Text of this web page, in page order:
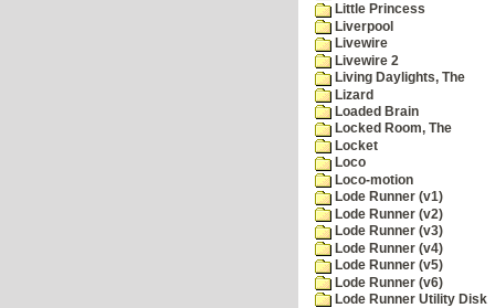
Little Princess
Liverpool
Livewire
Livewire 2
Living Daylights, The
Lizard
Loaded Brain
Locked Room, The
Locket
Loco
Loco-motion
Lode Runner (v1)
Lode Runner (v2)
Lode Runner (v3)
Lode Runner (v4)
Lode Runner (v5)
Lode Runner (v6)
Lode Runner Utility Disk